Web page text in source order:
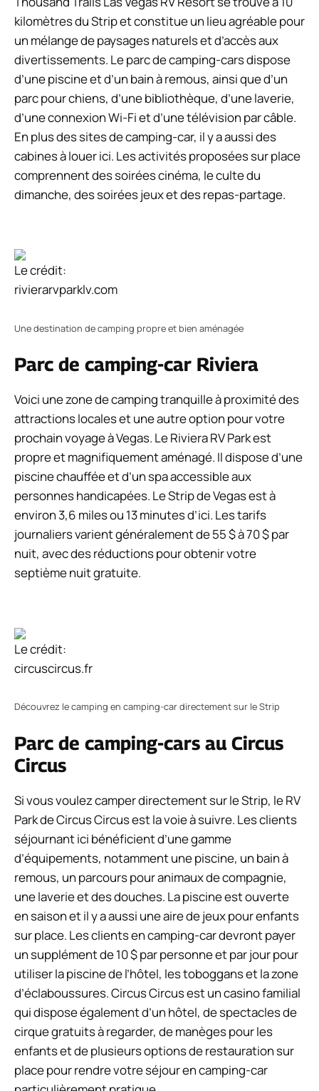
kilomètres du Strip et constitue un lieu agréable pour
un mélange de paysages naturels et d’accès aux
divertissements. Le parc de camping-cars dispose
d’une piscine et d’un bain à remous, ainsi que d’un
parc pour chiens, d’une bibliothèque, d’une laverie,
d’une connexion Wi-Fi et d’une télévision par câble.
En plus des sites de camping-car, il y a aussi des
cabines à louer ici. Les activités proposées sur place
comprennent des soirées cinéma, le culte du
dimanche, des soirées jeux et des repas-partage.
Le crédit:
rivierarvparklv.com
Une destination de camping propre et bien aménagée
Parc de camping-car Riviera
Voici une zone de camping tranquille à proximité des
attractions locales et une autre option pour votre
prochain voyage à Vegas. Le Riviera RV Park est
propre et magnifiquement aménagé. Il dispose d’une
piscine chauffée et d’un spa accessible aux
personnes handicapées. Le Strip de Vegas est à
environ 3,6 miles ou 13 minutes d’ici. Les tarifs
journaliers varient généralement de 55 $ à 70 $ par
nuit, avec des réductions pour obtenir votre
septième nuit gratuite.
Le crédit:
circuscircus.fr
Découvrez le camping en camping-car directement sur le Strip
Parc de camping-cars au Circus
Circus
Si vous voulez camper directement sur le Strip, le RV
Park de Circus Circus est la voie à suivre. Les clients
séjournant ici bénéficient d’une gamme
d’équipements, notamment une piscine, un bain à
remous, un parcours pour animaux de compagnie,
une laverie et des douches. La piscine est ouverte
en saison et il y a aussi une aire de jeux pour enfants
sur place. Les clients en camping-car devront payer
un supplément de 10 $ par personne et par jour pour
utiliser la piscine de l’hôtel, les toboggans et la zone
d’éclaboussures. Circus Circus est un casino familial
qui dispose également d’un hôtel, de spectacles de
cirque gratuits à regarder, de manèges pour les
enfants et de plusieurs options de restauration sur
place pour rendre votre séjour en camping-car